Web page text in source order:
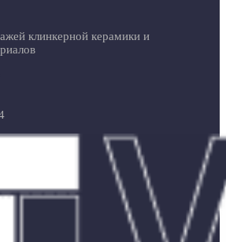
клинкерной керамики и